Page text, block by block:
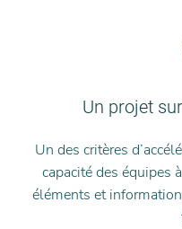
Un projet
Un des critères
capacité des équipes
éléments et